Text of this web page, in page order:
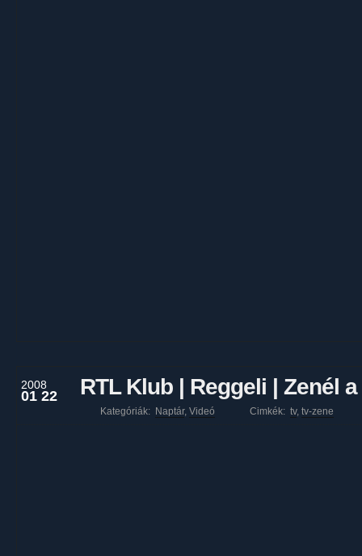
2008
01 22 RTL Klub | Reggeli | Zenél
Kategóriák: Naptár, Videó Cimkék: tv, tv-zene